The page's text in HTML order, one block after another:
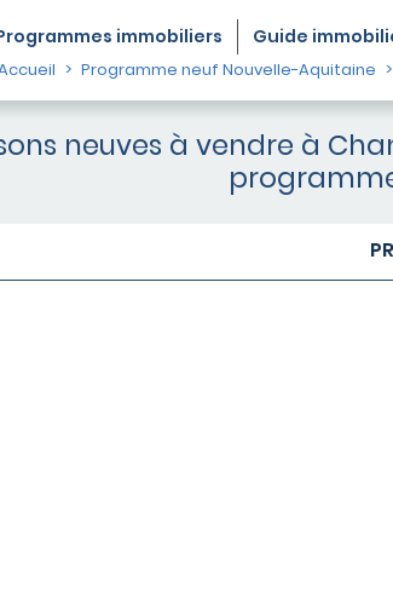
immobiliers Guide
Programme neuf Nouvelle-Aquitaine
neuves à vendre à